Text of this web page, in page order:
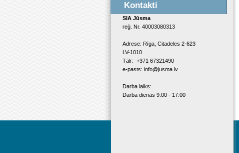
Kontakti
SIA Jūsma
reģ. Nr. 40003080313
Adrese: Rīga, Citadeles 2-623
LV-1010
Tālr: +371 67321490
e-pasts: info@jusma.lv
Darba laiks:
Darba dienās 9:00 - 17:00